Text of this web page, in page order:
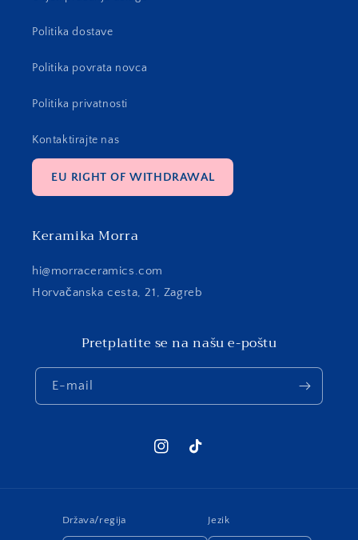
Politika dostave
Politika povrata novca
Politika privatnosti
Kontaktirajte nas
EU RIGHT OF WITHDRAWAL
Keramika Morra
hi@morraceramics.com
Horvačanska cesta, 21, Zagreb
Pretplatite se na našu e-poštu
E-mail
InstagramTikTok
Država/regija Jezik